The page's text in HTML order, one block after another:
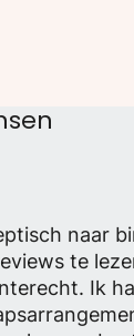
naar
te
Ik